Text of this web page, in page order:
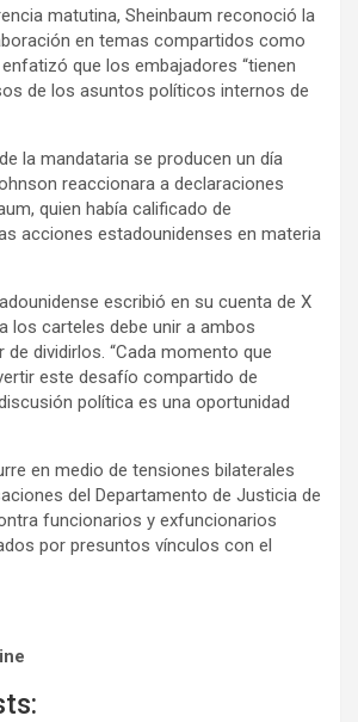
r
matutina, Sheinbaum reconoció la
en temas compartidos como
que los embajadores “tienen
de los asuntos políticos internos de
la mandataria se producen un día
reaccionara a declaraciones
quien había calificado de
acciones estadounidenses en materia
escribió en su cuenta de X
los carteles debe unir a ambos
de dividirlos. “Cada momento que
este desafío compartido de
política es una oportunidad
en medio de tensiones bilaterales
del Departamento de Justicia de
funcionarios y exfuncionarios
por presuntos vínculos con el